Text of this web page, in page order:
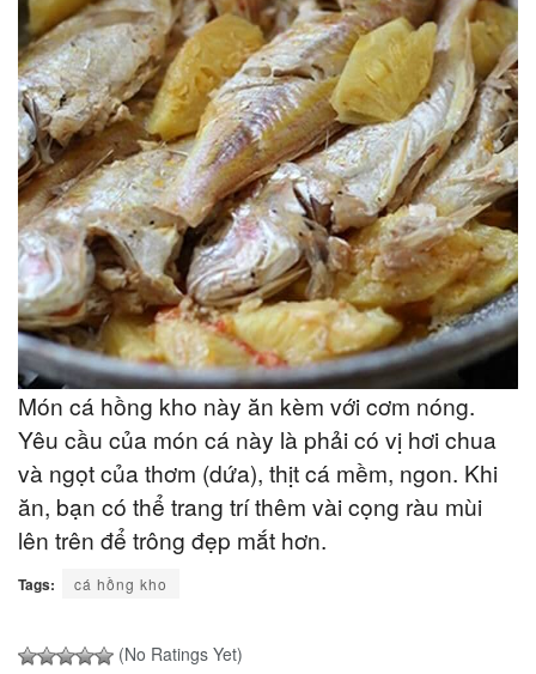
Món cá hồng kho này ăn kèm với cơm nóng.
Yêu cầu của món cá này là phải có vị hơi chua
và ngọt của thơm (dứa), thịt cá mềm, ngon. Khi
ăn, bạn có thể trang trí thêm vài cọng ràu mùi
lên trên để trông đẹp mắt hơn.
Tags: cá hồng kho
(No Ratings Yet)